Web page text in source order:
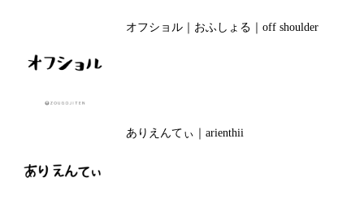
オフショル｜おふしょる｜off shoulder
ありえんてぃ｜arienthii